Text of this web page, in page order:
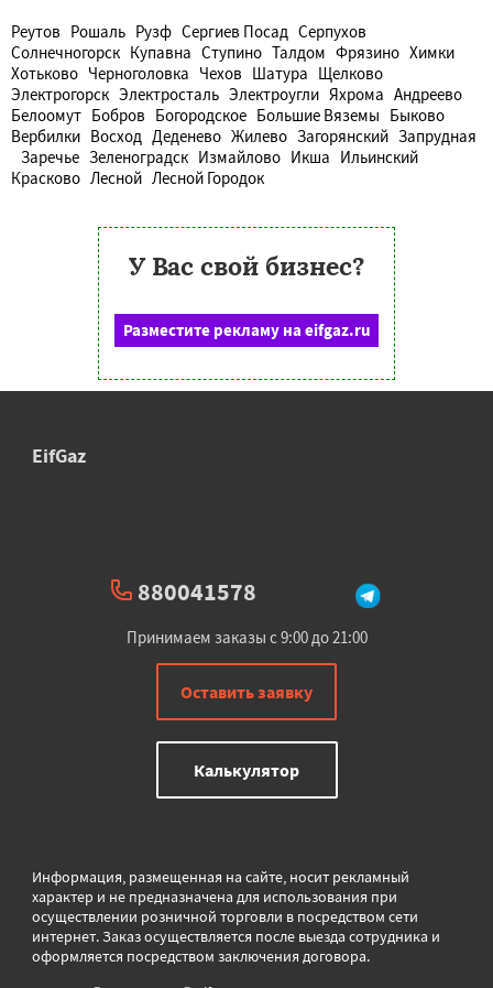
Реутов Рошаль Рузф Сергиев Посад Серпухов
Солнечногорск Купавна Ступино Талдом Фрязино Химки
Хотьково Черноголовка Чехов Шатура Щелково
Электрогорск Электросталь Электроугли Яхрома Андреево
Белоомут Бобров Богородское Большие Вяземы Быково
Вербилки Восход Деденево Жилево Загорянский Запрудная
Заречье Зеленоградск Измайлово Икша Ильинский
Красково Лесной Лесной Городок
У Вас свой бизнес?
Разместите рекламу на eifgaz.ru
EifGaz
880041578
Принимаем заказы с 9:00 до 21:00
Оставить заявку
Калькулятор
Информация, размещенная на сайте, носит рекламный
характер и не предназначена для использования при
осуществлении розничной торговли в посредством сети
интернет. Заказ осуществляется после выезда сотрудника и
оформляется посредством заключения договора.